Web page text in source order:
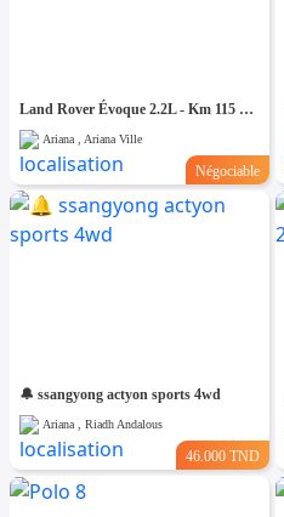
Land Rover Évoque 2.2L - Km 115 mille - Tel 98479647
Ariana , Ariana Ville
Négociable
🔔 ssangyong actyon sports 4wd
Ariana , Riadh Andalous
46.000 TND